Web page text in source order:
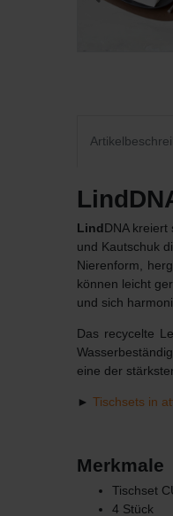
LindDNA
und Kautschuk
Nierenform,
können leicht
und sich
Das recycelte
eine der
► Tischsets in
Merkmale
Tischset
4 Stück